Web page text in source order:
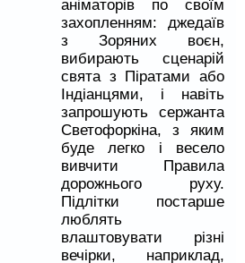
аніматорів по своїм
захопленням: джедаїв
з Зоряних воєн,
вибирають сценарій
свята з Піратами або
Індіанцями, і навіть
запрошують сержанта
Светофоркіна, з яким
буде легко і весело
вивчити Правила
дорожнього руху.
Підлітки постарше
люблять
влаштовувати різні
вечірки, наприклад,